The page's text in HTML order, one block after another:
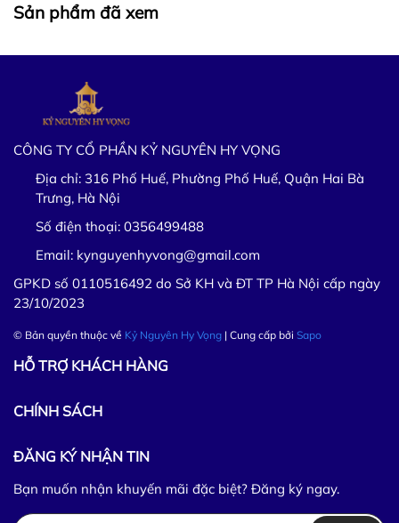
Sản phẩm đã xem
CÔNG TY CỔ PHẦN KỶ NGUYÊN HY VỌNG
Địa chỉ: 316 Phố Huế, Phường Phố Huế, Quận Hai Bà
Trưng, Hà Nội
Số điện thoại: 0356499488
Email: kynguyenhyvong@gmail.com
GPKD số 0110516492 do Sở KH và ĐT TP Hà Nội cấp ngày
23/10/2023
© Bản quyền thuộc về Kỷ Nguyên Hy Vọng | Cung cấp bởi Sapo
HỖ TRỢ KHÁCH HÀNG
CHÍNH SÁCH
ĐĂNG KÝ NHẬN TIN
Bạn muốn nhận khuyến mãi đặc biệt? Đăng ký ngay.